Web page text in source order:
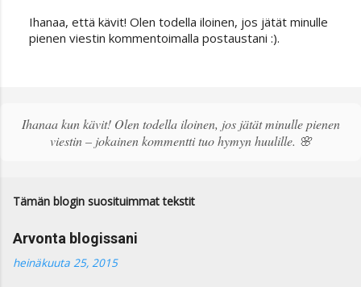
L
ä
e
t
t
i
Ihanaa, että kävit! Olen todella iloinen, jos jätät minulle
pienen viestin kommentoimalla postaustani :).
Ihanaa kun kävit! Olen todella iloinen, jos jätät minulle pienen
viestin – jokainen kommentti tuo hymyn huulille. 🌸
Tämän blogin suosituimmat tekstit
Arvonta blogissani
heinäkuuta 25, 2015